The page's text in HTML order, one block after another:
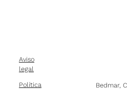
Aviso
legal
Política
Bedmar,